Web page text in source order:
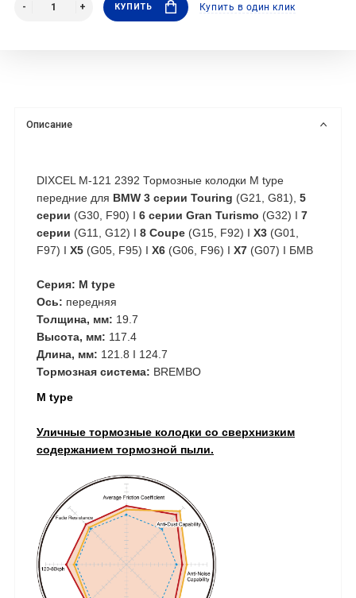
КУПИТЬ Купить в один клик
Описание
DIXCEL M-121 2392 Тормозные колодки M type
передние для BMW 3 серии Touring (G21, G81), 5
серии (G30, F90) I 6 серии Gran Turismo (G32) I 7
серии (G11, G12) I 8 Coupe (G15, F92) I X3 (G01,
F97) I X5 (G05, F95) I X6 (G06, F96) I X7 (G07) I БМВ
Серия: M type
Ось: передняя
Толщина, мм: 19.7
Высота, мм: 117.4
Длина, мм: 121.8 I 124.7
Тормозная система: BREMBO
M type
Уличные тормозные колодки со сверхнизким
содержанием тормозной пыли.